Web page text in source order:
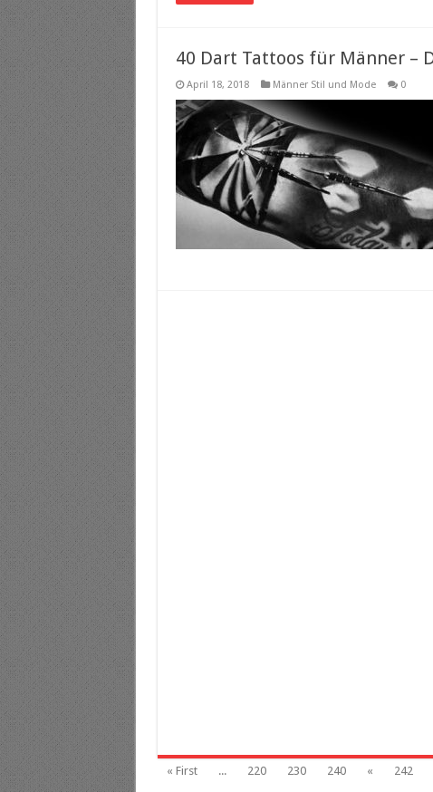
40 Dart Tattoos für Männer –
April 18, 2018 Männer Stil und Mode 0
« First ... 220 230 240 « 242